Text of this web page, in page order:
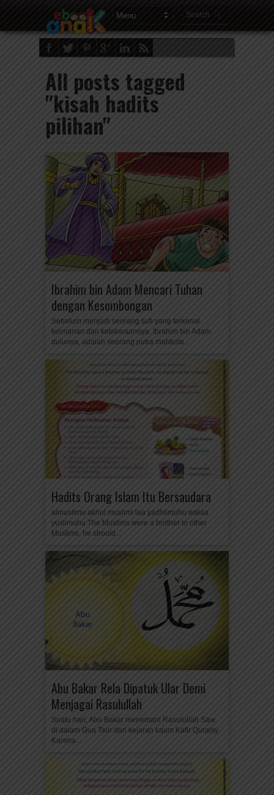
All posts tagged
"kisah hadits
pilihan"
Ibrahim bin Adam Mencari Tuhan
dengan Kesombongan
Sebelum menjadi seorang sufi yang terkenal
keimanan dan ketakwaannya. Ibrahim bin Adam
dulunya, adalah seorang putra mahkota...
Hadits Orang Islam Itu Bersaudara
almuslimu akhul muslimi laa yadhlimuhu walaa
yuslimuhu The Muslims were a brother to other
Muslims, he should...
Abu Bakar Rela Dipatuk Ular Demi
Menjagai Rasulullah
Suatu hari, Abu Bakar menemani Rasulullah Saw
di dalam Gua Tsur dari kejaran kaum Kafir Quraisy.
Karena...